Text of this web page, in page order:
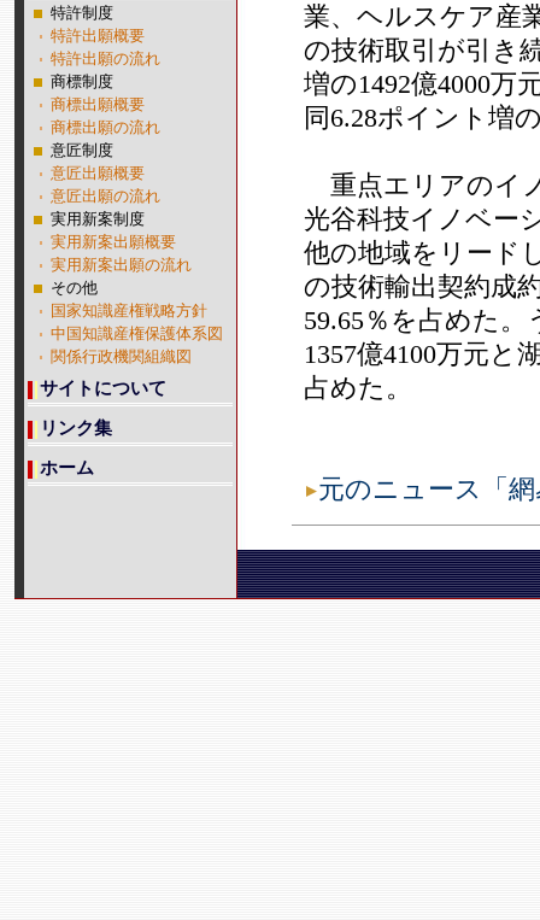
業、ヘルスケア産
の技術取引が引き
増の1492億4000万
同6.28ポイント増
重点エリアのイ
光谷科技イノベー
他の地域をリード
の技術輸出契約成
59.65％を占めた。
1357億4100万元と
占めた。
元のニュース「
特許制度
特許出願概要
特許出願の流れ
商標制度
商標出願概要
商標出願の流れ
意匠制度
意匠出願概要
意匠出願の流れ
実用新案制度
実用新案出願概要
実用新案出願の流れ
その他
国家知識産権戦略方針
中国知識産権保護体系図
関係行政機関組織図
サイトについて
リンク集
ホーム